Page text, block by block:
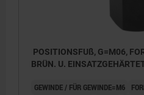
POSITIONSFUß, G=M06,
BRÜN. U.
GEWINDE / FÜR GEWINDE=M6